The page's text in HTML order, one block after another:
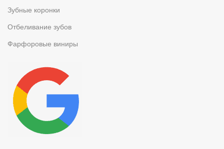
Зубные коронки
Отбеливание зубов
Фарфоровые виниры